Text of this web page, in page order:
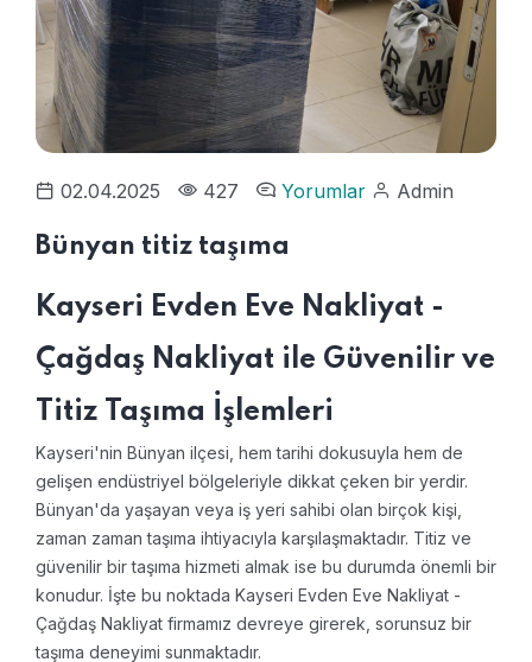
02.04.2025 427 Yorumlar Admin
Bünyan titiz taşıma
Kayseri Evden Eve Nakliyat -
Çağdaş Nakliyat ile Güvenilir ve
Titiz Taşıma İşlemleri
Kayseri'nin Bünyan ilçesi, hem tarihi dokusuyla hem de
gelişen endüstriyel bölgeleriyle dikkat çeken bir yerdir.
Bünyan'da yaşayan veya iş yeri sahibi olan birçok kişi,
zaman zaman taşıma ihtiyacıyla karşılaşmaktadır. Titiz ve
güvenilir bir taşıma hizmeti almak ise bu durumda önemli bir
konudur. İşte bu noktada Kayseri Evden Eve Nakliyat -
Çağdaş Nakliyat firmamız devreye girerek, sorunsuz bir
taşıma deneyimi sunmaktadır.